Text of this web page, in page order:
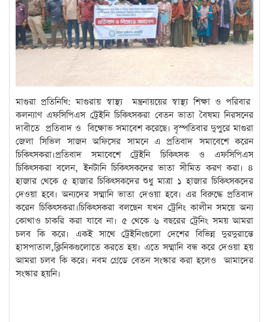
মাগুরা প্রতিনিধি: মাগুরায় স্বাস্থ্য মন্ত্রনায়য়ের স্বাস্থ্য শিক্ষা ও পরিবার
কলন্যাণ এফসিপিএস ট্রেইনি চিকিৎসকরা বেতন ভাতা বৈষম্য নিরসনের
দাবীতে প্রতিবাদ ও বিক্ষোভ সমাবেশ করেছে। বৃস্পতিবার দুপুরে মাগুরা
জেলা সিভিল সাজন অফিসের সামনে এ প্রতিবাদ সমাবেশে করেন
চিকিৎসকরা।প্রতিবাদ সমাবেশে ট্রেইনি চিকিৎসক ও এফসিপিএস
চিকিৎসকরা বলেন, ইনটানি চিকিৎসকদের ভাতা সীমিত করণ করা। ৪
হাজার থেকে ৫ হাজার চিকিৎসকদের শুধু মাত্রা ১ হাজার চিকিৎসকদের
দেওয়া হবে। অন্যদের সম্মানি ভাতা দেওয়া হবে। এর বিরুদ্ধে প্রতিবাদ
করেন চিকিৎসকরা।চিকিৎসকরা বলছেন যখন ট্রেনিং কালীন সময়ে অন্য
কোথাও চাকরি করা যাবে না। ৫ থেকে ৬ বছরের ট্রেনিং সময় আমরা
চলব কি করে। একই সাথে ট্রেইনিংগুলো দেশের বিভিন্ন দুরদুরান্তে
হাসপাতাল,ক্লিনিকগুলোতে করতে হয়। এতে সম্মানি বন্ধ করে দেওয়া হয়
আমরা চলব কি করে। নবম গ্রেডে বেতন সংস্কার করা হলেও আমাদের
সংস্কার হয়নি।